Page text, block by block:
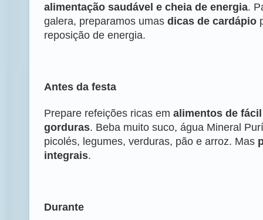
alimentação saudável e cheia de energia.
galera, preparamos umas dicas de cardápio
reposição de energia.
Antes da festa
Prepare refeições ricas em alimentos de
gorduras. Beba muito suco, água Mineral
picolés, legumes, verduras, pão e arroz. Mas
integrais.
Durante